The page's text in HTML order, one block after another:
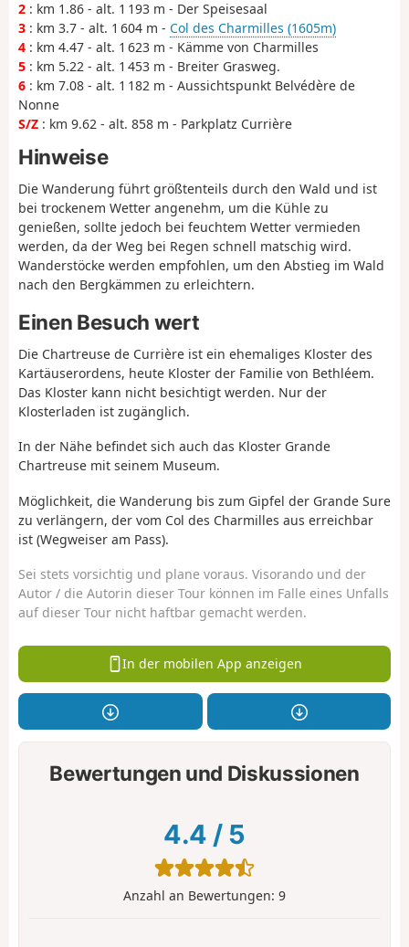
2 : km 1.86 - alt. 1 193 m - Der Speisesaal
3 : km 3.7 - alt. 1 604 m - Col des Charmilles (1605m)
4 : km 4.47 - alt. 1 623 m - Kämme von Charmilles
5 : km 5.22 - alt. 1 453 m - Breiter Grasweg.
6 : km 7.08 - alt. 1 182 m - Aussichtspunkt Belvédère de
Nonne
S/Z : km 9.62 - alt. 858 m - Parkplatz Currière
Hinweise
Die Wanderung führt größtenteils durch den Wald und ist
bei trockenem Wetter angenehm, um die Kühle zu
genießen, sollte jedoch bei feuchtem Wetter vermieden
werden, da der Weg bei Regen schnell matschig wird.
Wanderstöcke werden empfohlen, um den Abstieg im Wald
nach den Bergkämmen zu erleichtern.
Einen Besuch wert
Die Chartreuse de Currière ist ein ehemaliges Kloster des
Kartäuserordens, heute Kloster der Familie von Bethléem.
Das Kloster kann nicht besichtigt werden. Nur der
Klosterladen ist zugänglich.
In der Nähe befindet sich auch das Kloster Grande
Chartreuse mit seinem Museum.
Möglichkeit, die Wanderung bis zum Gipfel der Grande Sure
zu verlängern, der vom Col des Charmilles aus erreichbar
ist (Wegweiser am Pass).
Sei stets vorsichtig und plane voraus. Visorando und der
Autor / die Autorin dieser Tour können im Falle eines Unfalls
auf dieser Tour nicht haftbar gemacht werden.
In der mobilen App anzeigen
Bewertungen und Diskussionen
4.4 / 5
Anzahl an Bewertungen: 9